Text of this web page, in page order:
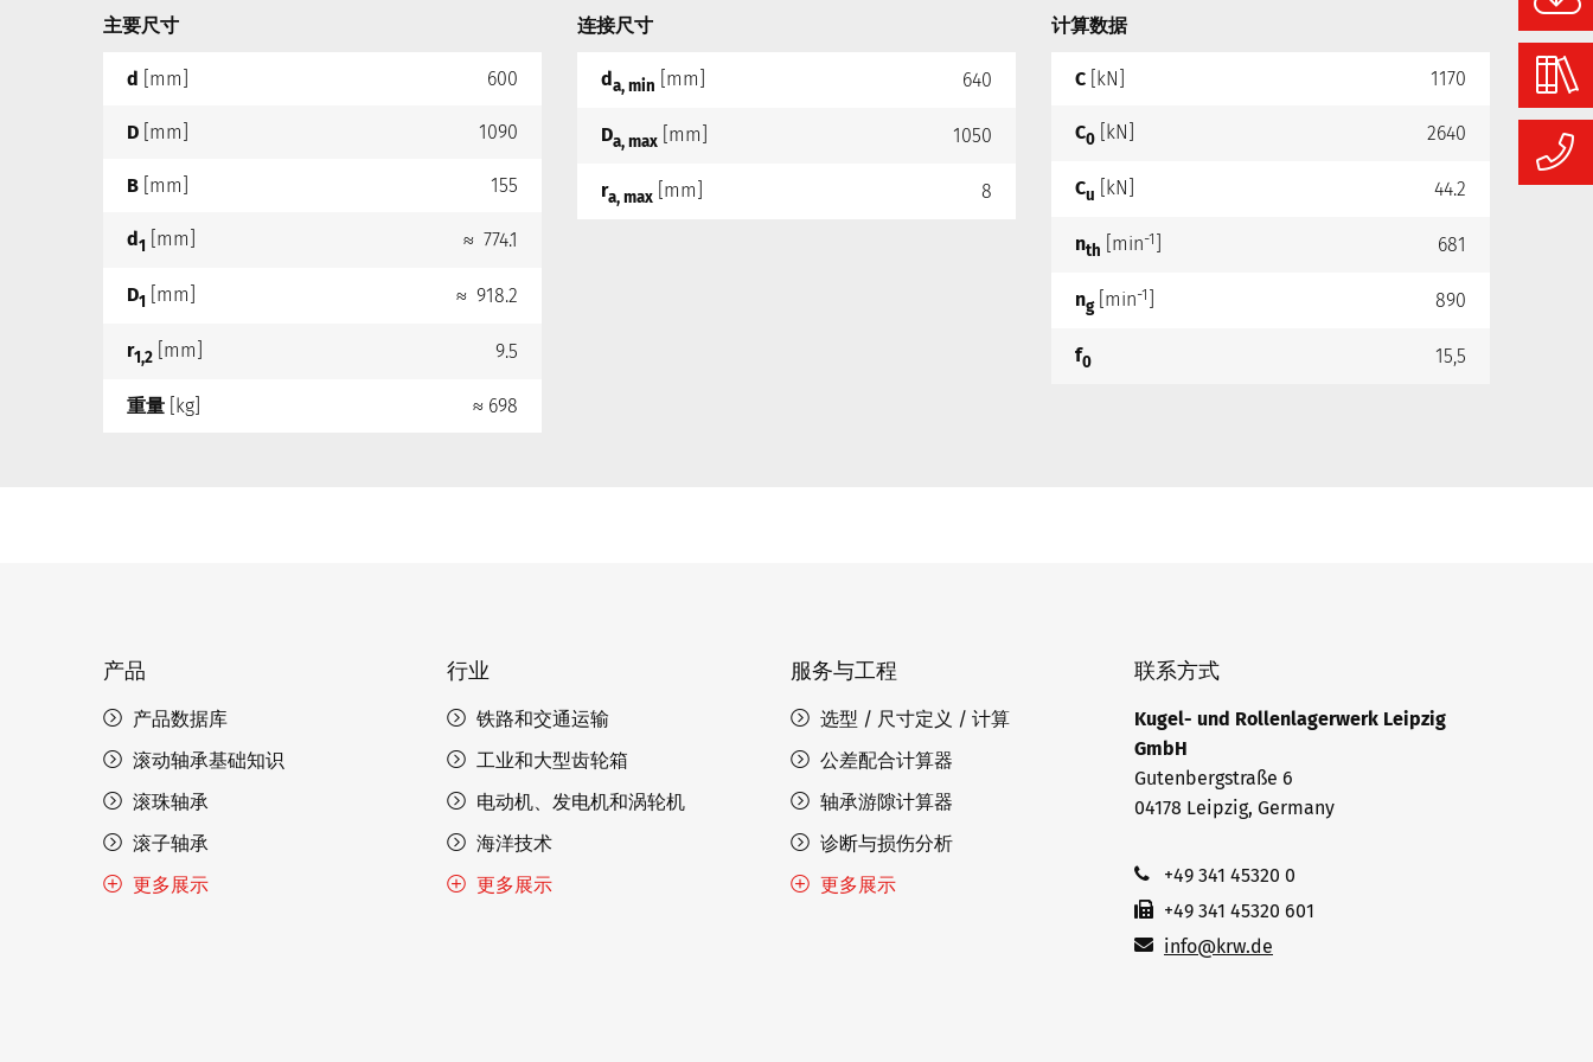
主要尺寸
d [mm] 600
D [mm] 1090
B [mm] 155
d1 [mm] ≈ 774.1
D1 [mm] ≈ 918.2
r1,2 [mm] 9.5
重量 [kg] ≈ 698
连接尺寸
da, min [mm] 640
Da, max [mm] 1050
ra, max [mm] 8
计算数据
C [kN] 1170
C0 [kN] 2640
Cu [kN] 44.2
nth [min-1 681
ng[min-1 890
f0 15,5
产品
产品数据库
滚动轴承基础知识
滚珠轴承
滚子轴承
更多展示
行业
铁路和交通运输
工业和大型齿轮箱
电动机、发电机和涡轮机
海洋技术
更多展示
服务与工程
选型 / 尺寸定义 / 计算
公差配合计算器
轴承游隙计算器
诊断与损伤分析
更多展示
联系方式
Kugel- und Rollenlagerwerk Leipzig
GmbH
Gutenbergstraße 6
04178 Leipzig, Germany
+49 341 45320 0
+49 341 45320 601
info@krw.de